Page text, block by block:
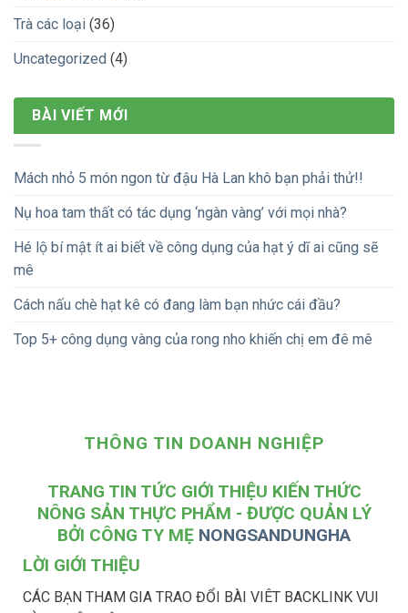
Trà các loại (36)
Uncategorized (4)
BÀI VIẾT MỚI
Mách nhỏ 5 món ngon từ đậu Hà Lan khô bạn phải thử!!
Nụ hoa tam thất có tác dụng ‘ngàn vàng’ với mọi nhà?
Hé lộ bí mật ít ai biết về công dụng của hạt ý dĩ ai cũng sẽ
mê
Cách nấu chè hạt kê có đang làm bạn nhức cái đầu?
Top 5+ công dụng vàng của rong nho khiến chị em đê mê
THÔNG TIN DOANH NGHIỆP
TRANG TIN TỨC GIỚI THIỆU KIẾN THỨC
NÔNG SẢN THỰC PHẨM - ĐƯỢC QUẢN LÝ
BỞI CÔNG TY MẸ NONGSANDUNGHA
LỜI GIỚI THIỆU
CÁC BẠN THAM GIA TRAO ĐỔI BÀI VIÊT BACKLINK VUI